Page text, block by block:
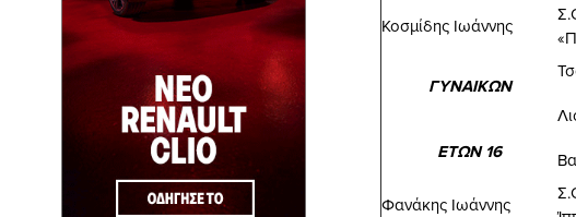
Κοσμίδης Ιωάννης
ΓΥΝΑΙΚΩΝ
ΕΤΩΝ 16
Φανάκης Ιωάννης